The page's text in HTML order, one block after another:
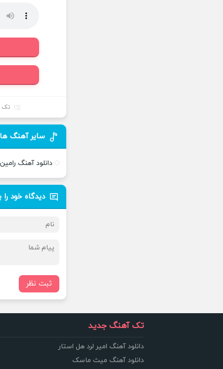
تک
سایر آهنگ
دانلود آهنگ
دیدگاه خود را
ثبت نظر
تک آهنگ جدید
دانلود آهنگ امیر لرد هل استار
دانلود آهنگ میث ماسک